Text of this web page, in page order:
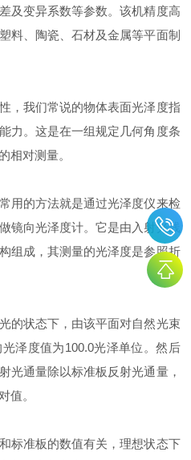
及变异系数等参数。该机精度高
料、陶瓷、石材及金属等平面制
我们常说的物体表面光泽度指
力。这是在一组规定几何角度条
相对测量。
的方法就是通过光泽度仪来检
镜向光泽度计。它是由入射光线
组成，其测量的光泽度是参照折
状态下，由该平面对自然光束
泽度值为100.0光泽单位。然后
光通量除以标准板反射光通量，
值。
准板的数值有关，理想状态下